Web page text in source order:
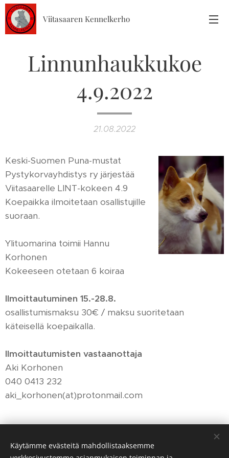
Viitasaaren Kennelkerho
Linnunhaukkukoe
4.9.2022
21.08.2022
Keski-Suomen Puna-mustat
Pystykorvayhdistys ry järjestää
Viitasaarelle LINT-kokeen 4.9
Koepaikka ilmoitetaan osallistujille
suoraan.
Ylituomarina toimii Hannu
Korhonen
Kokeeseen otetaan 6 koiraa
Ilmoittautuminen 15.-28.8.
osallistumismaksu 30€ / maksu suoritetaan
käteisellä koepaikalla.
Ilmoittautumisten vastaanottaja
Aki Korhonen
040 0413 232
aki_korhonen(at)protonmail.com
Käytämme evästeitä mahdollistaaksemme